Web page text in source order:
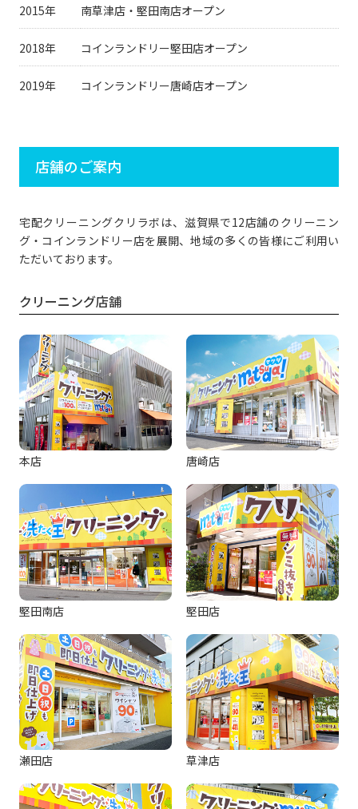
2015年 南草津店・堅田南店オープン
2018年 コインランドリー堅田店オープン
2019年 コインランドリー唐崎店オープン
店舗のご案内
宅配クリーニングクリラボは、滋賀県で12店舗のクリーニン
グ・コインランドリー店を展開、地域の多くの皆様にご利用い
ただいております。
クリーニング店舗
本店 唐崎店
堅田南店 堅田店
瀬田店 草津店